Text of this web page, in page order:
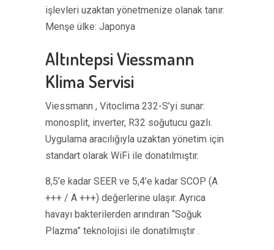
işlevleri uzaktan yönetmenize olanak tanır.
Menşe ülke: Japonya
Altıntepsi Viessmann
Klima Servisi
Viessmann , Vitoclima 232-S’yi sunar:
monosplit, inverter, R32 soğutucu gazlı.
Uygulama aracılığıyla uzaktan yönetim için
standart olarak WiFi ile donatılmıştır.
8,5’e kadar SEER ve 5,4’e kadar SCOP (A
+++ / A +++) değerlerine ulaşır. Ayrıca
havayı bakterilerden arındıran “Soğuk
Plazma” teknolojisi ile donatılmıştır .